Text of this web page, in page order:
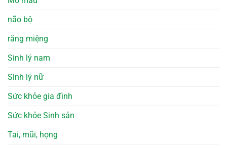
não bộ
răng miệng
Sinh lý nam
Sinh lý nữ
Sức khỏe gia đình
Sức khỏe Sinh sản
Tai, mũi, họng